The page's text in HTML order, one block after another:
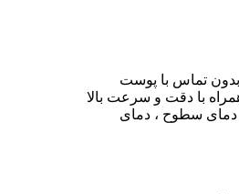
بدون تماس با پوست
با دقت و سرعت بالا
دمای سطوح ، دمای